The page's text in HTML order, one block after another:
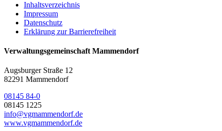
Inhaltsverzeichnis
Impressum
Datenschutz
Erklärung zur Barrierefreiheit
Verwaltungsgemeinschaft Mammendorf
Augsburger Straße 12
82291 Mammendorf
08145 84-0
08145 1225
info@vgmammendorf.de
www.vgmammendorf.de